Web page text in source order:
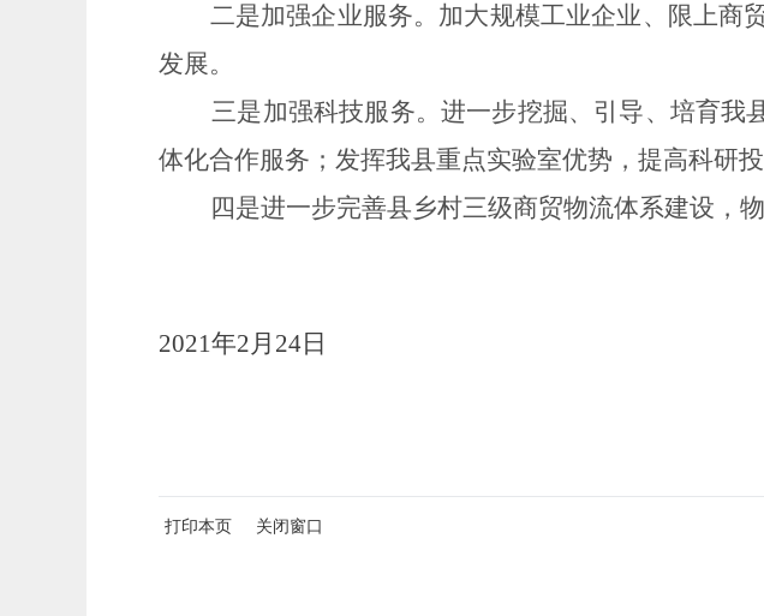
二是加强企业服务。 加大规模工业企业、限上商
发展。
三是加强科技服务。 进一步挖掘、引导、培育我
体化合作服务 ；发挥我县重点实验室优势，提高科研投
四是进一步完善县乡村三级商贸物流体系建设，
2021年2月24日
打印本页 关闭窗口